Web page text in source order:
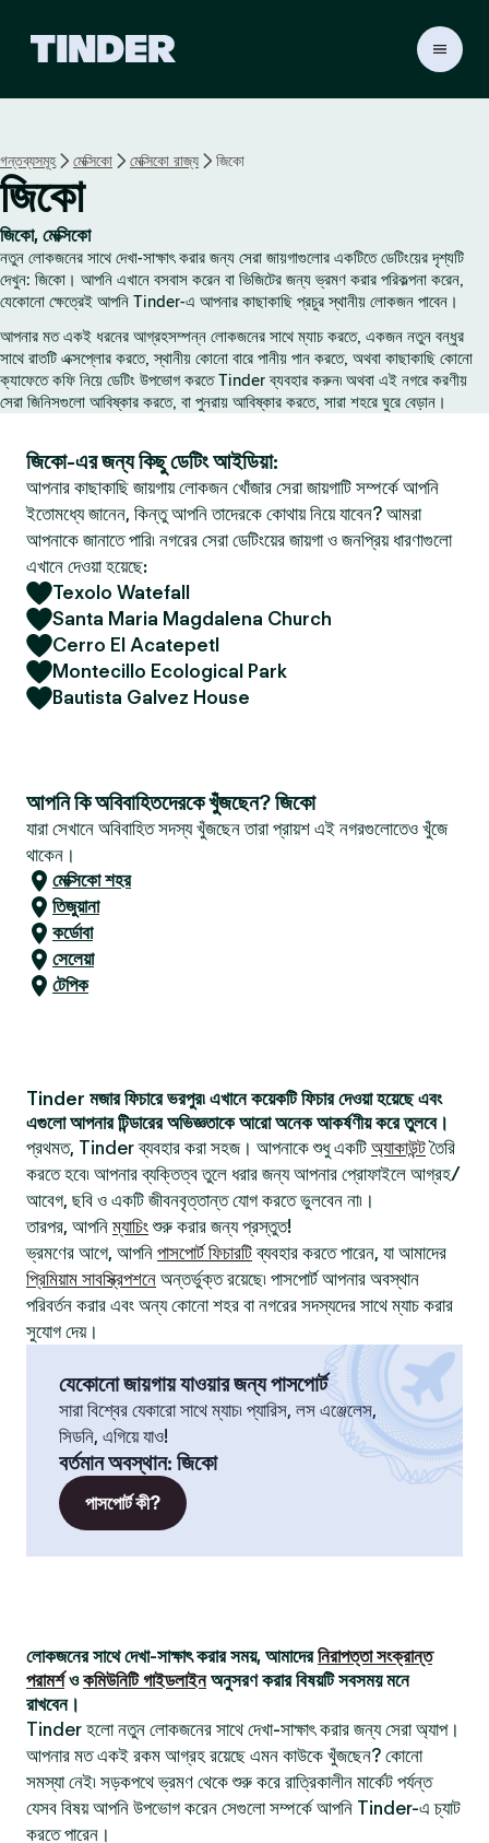
r
গন্তব্যসমূহ মেক্সিকো মেক্সিকো রাজ্য জিকো
জিকো
জিকো, মেক্সিকো
নতুন লোকজনের সাথে দেখা-সাক্ষাৎ করার জন্য সেরা জায়গাগুলোর একটিতে ডেটিংয়ের দৃশ্যটি
দেখুন: জিকো। আপনি এখানে বসবাস করেন বা ভিজিটের জন্য ভ্রমণ করার পরিকল্পনা করেন,
যেকোনো ক্ষেত্রেই আপনি Tinder-এ আপনার কাছাকাছি প্রচুর স্থানীয় লোকজন পাবেন।
আপনার মত একই ধরনের আগ্রহসম্পন্ন লোকজনের সাথে ম্যাচ করতে, একজন নতুন বন্ধুর
সাথে রাতটি এক্সপ্লোর করতে, স্থানীয় কোনো বারে পানীয় পান করতে, অথবা কাছাকাছি কোনো
ক্যাফেতে কফি নিয়ে ডেটিং উপভোগ করতে Tinder ব্যবহার করুন৷ অথবা এই নগরে করণীয়
সেরা জিনিসগুলো আবিষ্কার করতে, বা পুনরায় আবিষ্কার করতে, সারা শহরে ঘুরে বেড়ান।
জিকো-এর জন্য কিছু ডেটিং আইডিয়া:
আপনার কাছাকাছি জায়গায় লোকজন খোঁজার সেরা জায়গাটি সম্পর্কে আপনি
ইতোমধ্যে জানেন, কিন্তু আপনি তাদেরকে কোথায় নিয়ে যাবেন? আমরা
আপনাকে জানাতে পারি৷ নগরের সেরা ডেটিংয়ের জায়গা ও জনপ্রিয় ধারণাগুলো
এখানে দেওয়া হয়েছে:
Texolo Watefall
Santa Maria Magdalena Church
Cerro El Acatepetl
Montecillo Ecological Park
Bautista Galvez House
আপনি কি অবিবাহিতদেরকে খুঁজছেন? জিকো
যারা সেখানে অবিবাহিত সদস্য খুঁজছেন তারা প্রায়শ এই নগরগুলোতেও খুঁজে
থাকেন।
মেক্সিকো শহর
তিজুয়ানা
কর্ডোবা
সেলেয়া
টেপিক
Tinder মজার ফিচারে ভরপুর৷ এখানে কয়েকটি ফিচার দেওয়া হয়েছে এবং
এগুলো আপনার টিন্ডারের অভিজ্ঞতাকে আরো অনেক আকর্ষণীয় করে তুলবে।
প্রথমত, Tinder ব্যবহার করা সহজ। আপনাকে শুধু একটি অ্যাকাউন্টতৈরি
করতে হবে৷ আপনার ব্যক্তিত্ব তুলে ধরার জন্য আপনার প্রোফাইলে আগ্রহ/
আবেগ, ছবি ও একটি জীবনবৃত্তান্ত যোগ করতে ভুলবেন না৷।
তারপর, আপনিম্যাচিং শুরু করার জন্য প্রস্তুত!
ভ্রমণের আগে, আপনি পাসপোর্ট ফিচারটিব্যবহার করতে পারেন, যা আমাদের
প্রিমিয়াম সাবস্ক্রিপশনে অন্তর্ভুক্ত রয়েছে৷ পাসপোর্ট আপনার অবস্থান
পরিবর্তন করার এবং অন্য কোনো শহর বা নগরের সদস্যদের সাথে ম্যাচ করার
সুযোগ দেয়।
যেকোনো জায়গায় যাওয়ার জন্য পাসপোর্ট
সারা বিশ্বের যেকারো সাথে ম্যাচ৷ প্যারিস, লস এঞ্জেলেস,
সিডনি, এগিয়ে যাও!
বর্তমান অবস্থান: জিকো
পাসপোর্ট কী?
লোকজনের সাথে দেখা-সাক্ষাৎ করার সময়, আমাদেরনিরাপত্তা সংক্রান্ত
পরামর্শওকমিউনিটি গাইডলাইনঅনুসরণ করার বিষয়টি সবসময় মনে
রাখবেন।
Tinder হলো নতুন লোকজনের সাথে দেখা-সাক্ষাৎ করার জন্য সেরা অ্যাপ।
আপনার মত একই রকম আগ্রহ রয়েছে এমন কাউকে খুঁজছেন? কোনো
সমস্যা নেই৷ সড়কপথে ভ্রমণ থেকে শুরু করে রাত্রিকালীন মার্কেট পর্যন্ত
যেসব বিষয় আপনি উপভোগ করেন সেগুলো সম্পর্কে আপনি Tinder-এ চ্যাট
করতে পারেন।